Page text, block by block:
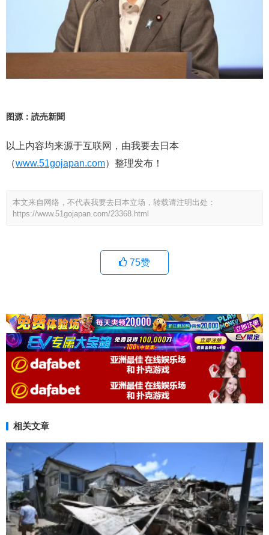
图源：読売新聞
以上内容均来源于互联网，由我要去日本
（www.51gojapan.com）整理发布！
本文来自网络，不代表我要去日本立场，转载请注明出处：
https://www.51gojapan.com/23368.html
75赞
相关文章